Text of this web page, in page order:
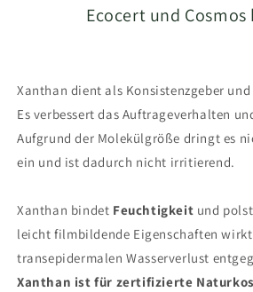
Ecocert und
Xanthan dient als Konsistenzgeber
Es verbessert das Auftrageverhalten
Aufgrund der Molekülgröße dringt es
ein und ist dadurch nicht irritierend.
Xanthan bindet Feuchtigkeit und
leicht filmbildende Eigenschaften wirkt
transepidermalen Wasserverlust
Xanthan ist für zertifizierte